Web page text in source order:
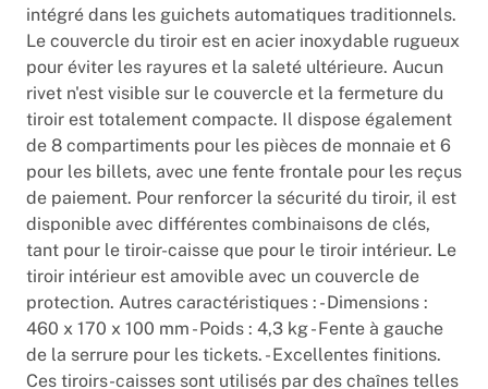
intégré dans les guichets automatiques traditionnels.
Le couvercle du tiroir est en acier inoxydable rugueux
pour éviter les rayures et la saleté ultérieure. Aucun
rivet n'est visible sur le couvercle et la fermeture du
tiroir est totalement compacte. Il dispose également
de 8 compartiments pour les pièces de monnaie et 6
pour les billets, avec une fente frontale pour les reçus
de paiement. Pour renforcer la sécurité du tiroir, il est
disponible avec différentes combinaisons de clés,
tant pour le tiroir-caisse que pour le tiroir intérieur. Le
tiroir intérieur est amovible avec un couvercle de
protection. Autres caractéristiques : - Dimensions :
460 x 170 x 100 mm - Poids : 4,3 kg - Fente à gauche
de la serrure pour les tickets. - Excellentes finitions.
Ces tiroirs-caisses sont utilisés par des chaînes telles